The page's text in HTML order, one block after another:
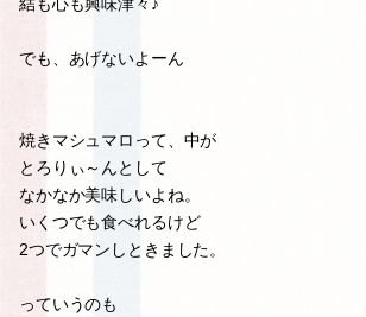
でも、あげないよーん
焼きマシュマロって、中が
とろりぃ～んとして
なかなか美味しいよね。
いくつでも食べれるけど
2つでガマンしときました。
っていうのも